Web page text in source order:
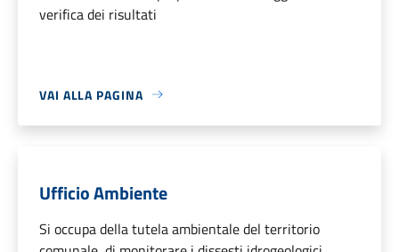
verifica dei risultati
VAI ALLA PAGINA
Ufficio Ambiente
Si occupa della tutela ambientale del territorio